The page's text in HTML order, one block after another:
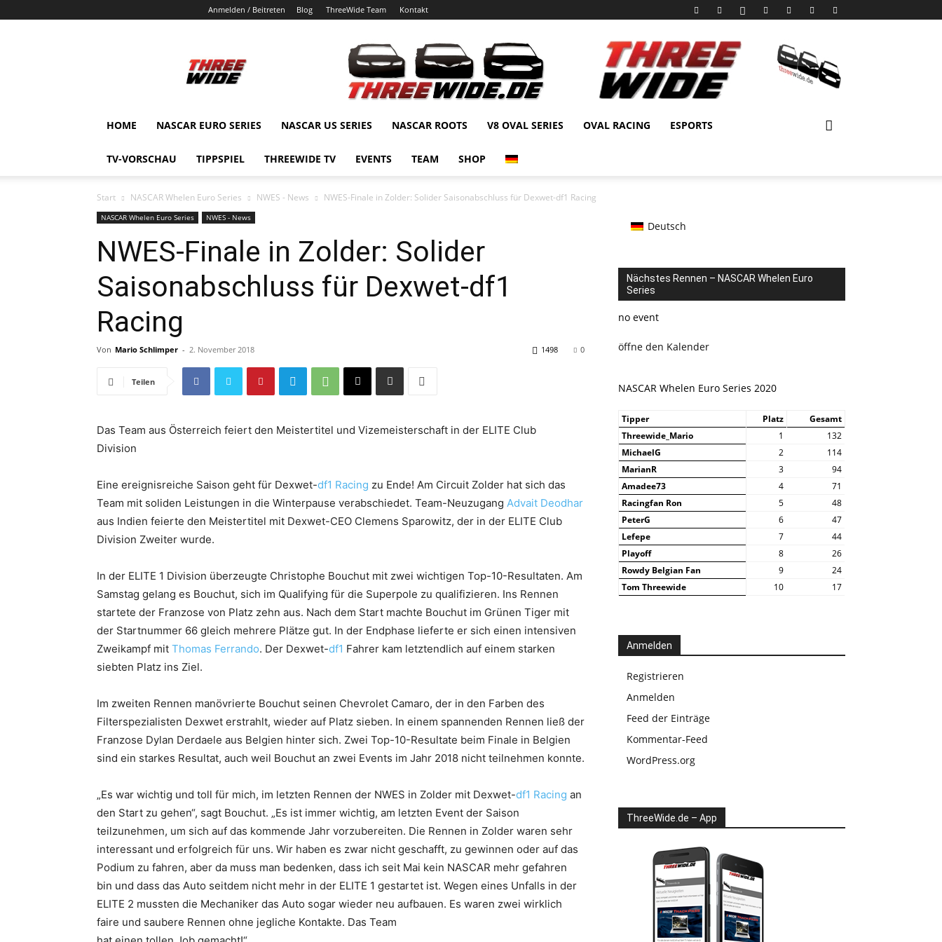
Anmelden / Beitreten Blog ThreeWide Team Kontakt
HOME NASCAR EURO SERIES NASCAR US SERIES NASCAR ROOTS V8 OVAL SERIES OVAL RACING ESPORTS
TV-VORSCHAU TIPPSPIEL THREEWIDE TV EVENTS TEAM SHOP
Start NASCAR Whelen Euro Series NWES - News NWES-Finale in Zolder: Solider Saisonabschluss für Dexwet-df1 Racing
NASCAR Whelen Euro Series NWES - News
NWES-Finale in Zolder: Solider
Saisonabschluss für Dexwet-df1
Racing
Von Mario Schlimper - 2. November 2018 0
1498
Teilen
Das Team aus Österreich feiert den Meistertitel und Vizemeisterschaft in der ELITE Club
Division
Eine ereignisreiche Saison geht für Dexwet-df1 Racing zu Ende! Am Circuit Zolder hat sich das
Team mit soliden Leistungen in die Winterpause verabschiedet. Team-Neuzugang Advait Deodhar
aus Indien feierte den Meistertitel mit Dexwet-CEO Clemens Sparowitz, der in der ELITE Club
Division Zweiter wurde.
In der ELITE 1 Division überzeugte Christophe Bouchut mit zwei wichtigen Top-10-Resultaten. Am
Samstag gelang es Bouchut, sich im Qualifying für die Superpole zu qualifizieren. Ins Rennen
startete der Franzose von Platz zehn aus. Nach dem Start machte Bouchut im Grünen Tiger mit
der Startnummer 66 gleich mehrere Plätze gut. In der Endphase lieferte er sich einen intensiven
Zweikampf mit Thomas Ferrando. Der Dexwet-df1 Fahrer kam letztendlich auf einem starken
siebten Platz ins Ziel.
Im zweiten Rennen manövrierte Bouchut seinen Chevrolet Camaro, der in den Farben des
Filterspezialisten Dexwet erstrahlt, wieder auf Platz sieben. In einem spannenden Rennen ließ der
Franzose Dylan Derdaele aus Belgien hinter sich. Zwei Top-10-Resultate beim Finale in Belgien
sind ein starkes Resultat, auch weil Bouchut an zwei Events im Jahr 2018 nicht teilnehmen konnte.
„Es war wichtig und toll für mich, im letzten Rennen der NWES in Zolder mit Dexwet-df1 Racing an
den Start zu gehen“, sagt Bouchut. „Es ist immer wichtig, am letzten Event der Saison
teilzunehmen, um sich auf das kommende Jahr vorzubereiten. Die Rennen in Zolder waren sehr
interessant und erfolgreich für uns. Wir haben es zwar nicht geschafft, zu gewinnen oder auf das
Podium zu fahren, aber da muss man bedenken, dass ich seit Mai kein NASCAR mehr gefahren
bin und dass das Auto seitdem nicht mehr in der ELITE 1 gestartet ist. Wegen eines Unfalls in der
ELITE 2 mussten die Mechaniker das Auto sogar wieder neu aufbauen. Es waren zwei wirklich
faire und saubere Rennen ohne jegliche Kontakte. Das Team
Deutsch
Nächstes Rennen – NASCAR Whelen Euro
Series
no event
öffne den Kalender
NASCAR Whelen Euro Series 2020
Tipper Platz
Gesamt
Threewide_Mario
1
132
MichaelG
2
114
MarianR
3
94
Amadee73
4
71
Racingfan Ron
5
48
PeterG
6
47
Lefepe
7
44
Playoff
8
26
Rowdy Belgian Fan
9
24
Tom Threewide
10 17
Anmelden
Registrieren
Anmelden
Feed der Einträge
Kommentar-Feed
WordPress.org
ThreeWide.de – App